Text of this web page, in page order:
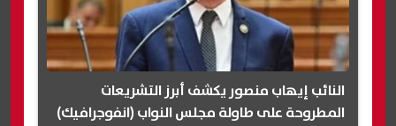
النائب إيهاب منصور يكشف أبرز التشريعات
المطروحة على طاولة مجلس النواب (انفوجرافيك)